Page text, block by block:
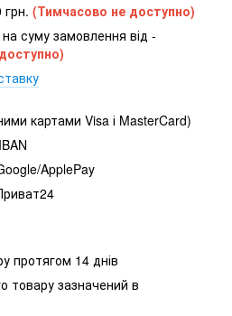
грн. (Тимчасово не доступно)
на суму замовлення від -
картами Visa і MasterCard)
ApplePay
протягом 14 днів
товару зазначений в